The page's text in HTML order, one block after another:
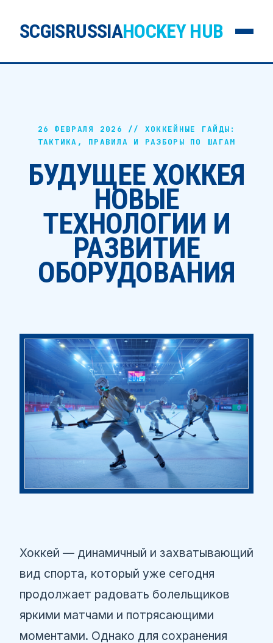
SCGISRUSSIAHOCKEY HUB
26 ФЕВРАЛЯ 2026 // ХОККЕЙНЫЕ ГАЙДЫ:
ТАКТИКА, ПРАВИЛА И РАЗБОРЫ ПО ШАГАМ
БУДУЩЕЕ ХОККЕЯ
НОВЫЕ
ТЕХНОЛОГИИ И
РАЗВИТИЕ
ОБОРУДОВАНИЯ
Хоккей — динамичный и захватывающий
вид спорта, который уже сегодня
продолжает радовать болельщиков
яркими матчами и потрясающими
моментами. Однако для сохранения